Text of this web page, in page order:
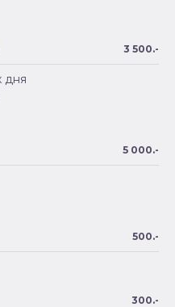
3 500.-
дня
5 000.-
500.-
300.-